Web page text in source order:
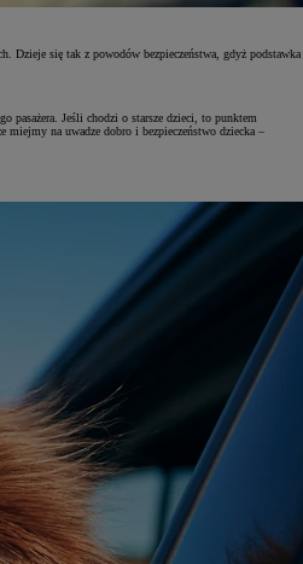
Dzieje się tak z powodów bezpieczeństwa, gdyż podstawka
pasażera. Jeśli chodzi o starsze dzieci, to punktem
miejmy na uwadze dobro i bezpieczeństwo dziecka –